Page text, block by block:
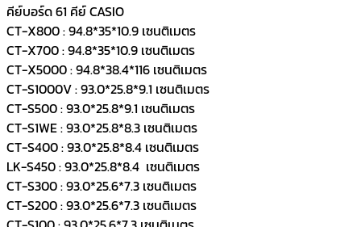
คีย์บอร์ด 61 คีย์ CASIO
CT-X800 : 94.8*35*10.9 เซนติเมตร
CT-X700 : 94.8*35*10.9 เซนติเมตร
CT-X5000 : 94.8*38.4*116 เซนติเมตร
CT-S1000V : 93.0*25.8*9.1 เซนติเมตร
CT-S500 : 93.0*25.8*9.1 เซนติเมตร
CT-S1WE : 93.0*25.8*8.3 เซนติเมตร
CT-S400 : 93.0*25.8*8.4 เซนติเมตร
LK-S450 : 93.0*25.8*8.4 เซนติเมตร
CT-S300 : 93.0*25.6*7.3 เซนติเมตร
CT-S200 : 93.0*25.6*7.3 เซนติเมตร